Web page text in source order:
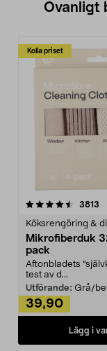
Ovanligt
Kolla priset
3813
Köksrengöring &
Mikrofiberduk
pack
Aftonbladets
test av d...
Utförande: Grå/
39,90
Lägg i
4.0av 5